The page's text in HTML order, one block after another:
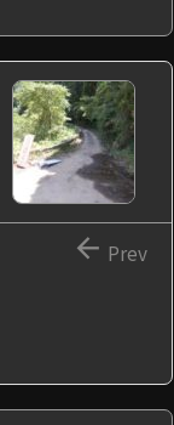
 Prev